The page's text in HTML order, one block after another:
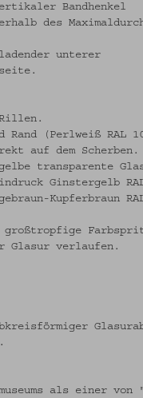
Bandhenkel
des
unterer
Rand (Perlweiß RAL
auf dem Scherben.
transparente
Ginstergelb
Kupferbraun
Glasur verlaufen.
als einer von